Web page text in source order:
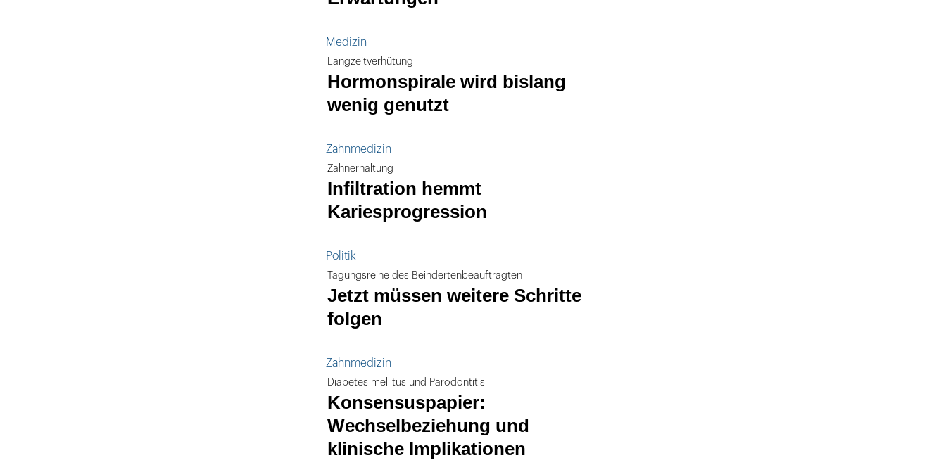
Medizin
Langzeitverhütung
Hormonspirale wird bislang
wenig genutzt
Zahnmedizin
Zahnerhaltung
Infiltration hemmt
Kariesprogression
Politik
Tagungsreihe des Beindertenbeauftragten
Jetzt müssen weitere Schritte
folgen
Zahnmedizin
Diabetes mellitus und Parodontitis
Konsensuspapier:
Wechselbeziehung und
klinische Implikationen